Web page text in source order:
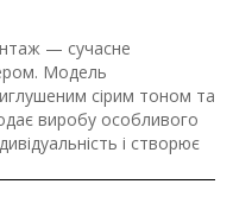
— сучасне
Модель
сірим тоном та
виробу особливого
і створює